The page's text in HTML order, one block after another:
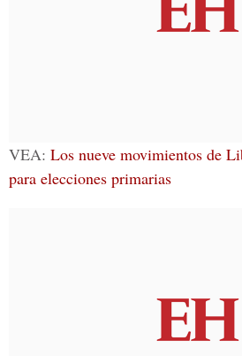
VEA: Los nueve movimientos de
para elecciones primarias